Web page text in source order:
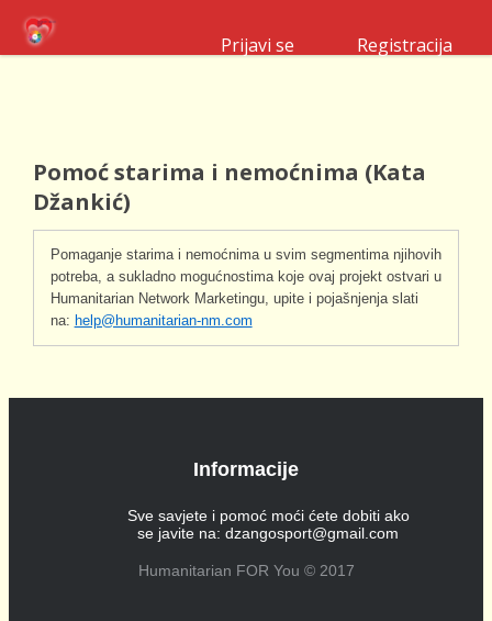
Prijavi se Registracija
Pomoć starima i nemoćnima (Kata
Džankić)
Pomaganje starima i nemoćnima u svim segmentima njihovih
potreba, a sukladno mogućnostima koje ovaj projekt ostvari u
Humanitarian Network Marketingu, upite i pojašnjenja slati
na: help@humanitarian-nm.com
Informacije
Sve savjete i pomoć moći ćete dobiti ako
se javite na: dzangosport@gmail.com
Humanitarian FOR You © 2017